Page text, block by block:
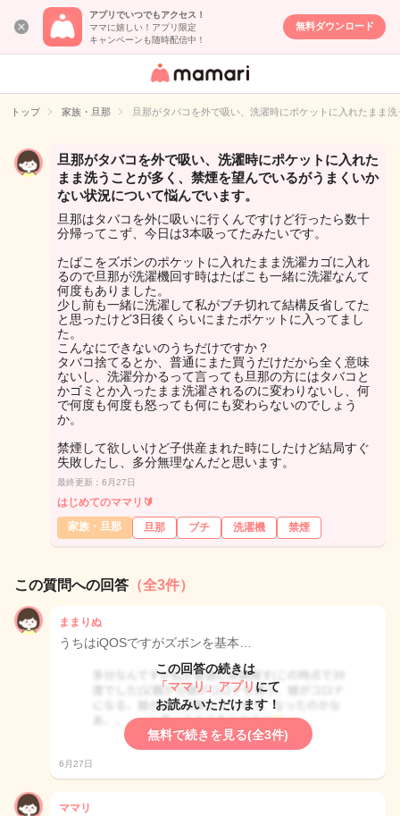
アプリでいつでもアクセス！
ママに嬉しい！アプリ限定
キャンペーンも随時配信中！
無料ダウンロード
女性専用匿名QA
イト
トップ 家族・旦那 旦那がタバコを外で吸い、洗濯時にポケットに入れたまま
旦那がタバコを外で吸い、洗濯時にポケットに入れた
まま洗うことが多く、禁煙を望んでいるがうまくいか
ない状況について悩んでいます。
旦那はタバコを外に吸いに行くんですけど行ったら数十
分帰ってこず、今日は3本吸ってたみたいです。
たばこをズボンのポケットに入れたまま洗濯カゴに入れ
るので旦那が洗濯機回す時はたばこも一緒に洗濯なんて
何度もありました。
少し前も一緒に洗濯して私がブチ切れて結構反省してた
と思ったけど3日後くらいにまたポケットに入ってまし
た。
こんなにできないのうちだけですか？
タバコ捨てるとか、普通にまた買うだけだから全く意味
ないし、洗濯分かるって言っても旦那の方にはタバコと
かゴミとか入ったまま洗濯されるのに変わりないし、何
で何度も何度も怒っても何にも変わらないのでしょう
か。
禁煙して欲しいけど子供産まれた時にしたけど結局すぐ
失敗したし、多分無理なんだと思います。
最終更新：6月27日
はじめてのママリ🔰
家族・旦那
旦那 ブチ 洗濯機 禁煙
この質問への回答 （全3件）
ままりぬ
うちはiQOSですがズボンを基本…
この回答の続きは
「ママリ」アプリ にて
お読みいただけます！
無料で続きを見る(全3件)
6月27日
ママリ